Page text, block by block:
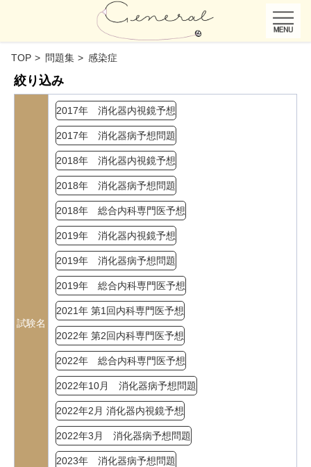
TOP 問題集 感染症
絞り込み
試験名
2017年 消化器内視鏡予想
2017年 消化器病予想問題
2018年 消化器内視鏡予想
2018年 消化器病予想問題
2018年 総合内科専門医予想
2019年 消化器内視鏡予想
2019年 消化器病予想問題
2019年 総合内科専門医予想
2021年 第1回内科専門医予想
2022年 第2回内科専門医予想
2022年 総合内科専門医予想
2022年10月 消化器病予想問題
2022年2月 消化器内視鏡予想
2022年3月 消化器病予想問題
2023年 消化器病予想問題